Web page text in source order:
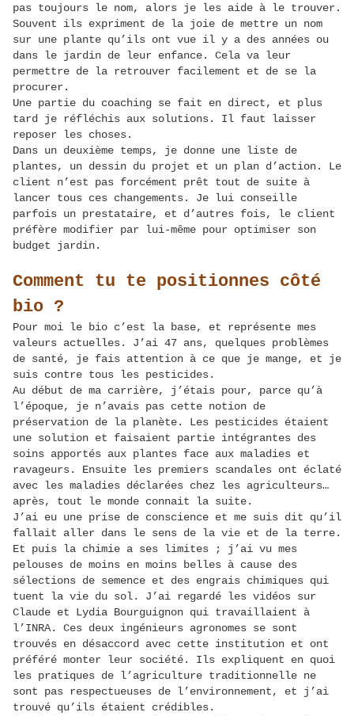
pas toujours le nom, alors je les aide à le trouver.
Souvent ils expriment de la joie de mettre un nom
sur une plante qu’ils ont vue il y a des années ou
dans le jardin de leur enfance. Cela va leur
permettre de la retrouver facilement et de se la
procurer.
Une partie du coaching se fait en direct, et plus
tard je réfléchis aux solutions. Il faut laisser
reposer les choses.
Dans un deuxième temps, je donne une liste de
plantes, un dessin du projet et un plan d’action. Le
client n’est pas forcément prêt tout de suite à
lancer tous ces changements. Je lui conseille
parfois un prestataire, et d’autres fois, le client
préfère modifier par lui-même pour optimiser son
budget jardin.
Comment tu te positionnes côté
bio ?
Pour moi le bio c’est la base, et représente mes
valeurs actuelles. J’ai 47 ans, quelques problèmes
de santé, je fais attention à ce que je mange, et je
suis contre tous les pesticides.
Au début de ma carrière, j’étais pour, parce qu’à
l’époque, je n’avais pas cette notion de
préservation de la planète. Les pesticides étaient
une solution et faisaient partie intégrantes des
soins apportés aux plantes face aux maladies et
ravageurs. Ensuite les premiers scandales ont éclaté
avec les maladies déclarées chez les agriculteurs…
après, tout le monde connait la suite.
J’ai eu une prise de conscience et me suis dit qu’il
fallait aller dans le sens de la vie et de la terre.
Et puis la chimie a ses limites ; j’ai vu mes
pelouses de moins en moins belles à cause des
sélections de semence et des engrais chimiques qui
tuent la vie du sol. J’ai regardé les vidéos sur
Claude et Lydia Bourguignon qui travaillaient à
l’INRA. Ces deux ingénieurs agronomes se sont
trouvés en désaccord avec cette institution et ont
préféré monter leur société. Ils expliquent en quoi
les pratiques de l’agriculture traditionnelle ne
sont pas respectueuses de l’environnement, et j’ai
trouvé qu’ils étaient crédibles.